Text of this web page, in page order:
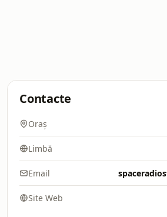
Contacte
Oraș
Limbă
Email
Site Web